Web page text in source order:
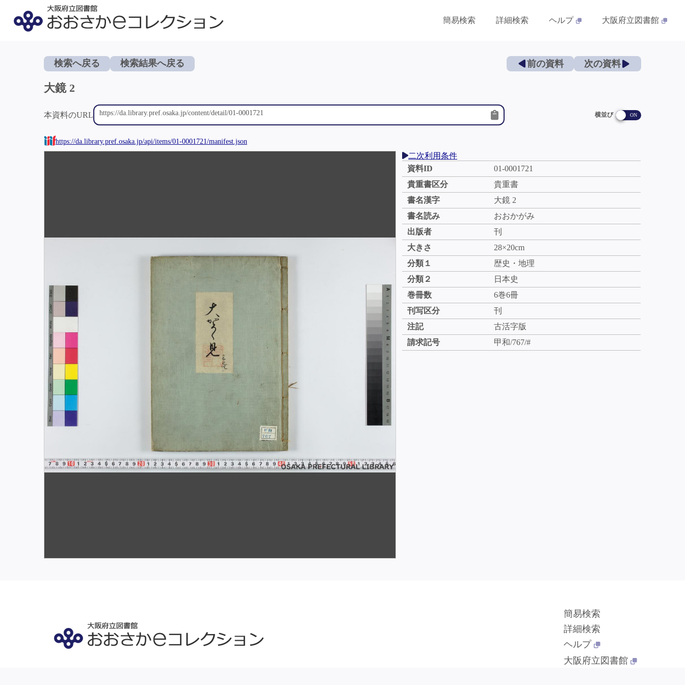
簡易検索 詳細検索 ヘルプ 大阪府立図書館
検索へ戻る 検索結果へ戻る 前の資料 次の資料
大鏡 2
本資料のURL 横並び
https://da.library.pref.osaka.jp/api/items/01-0001721/manifest.json
二次利用条件
資料ID
01-0001721
貴重書区分
貴重書
書名漢字
大鏡 2
書名読み
おおかがみ
出版者
刊
大きさ
28×20cm
分類１
歴史・地理
分類２
日本史
巻冊数
6巻6冊
刊写区分
刊
注記
古活字版
請求記号
甲和/767/#
簡易検索
詳細検索
ヘルプ
大阪府立図書館